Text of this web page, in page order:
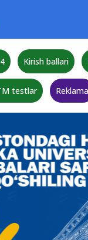
Kirish ballari
testlar Reklama